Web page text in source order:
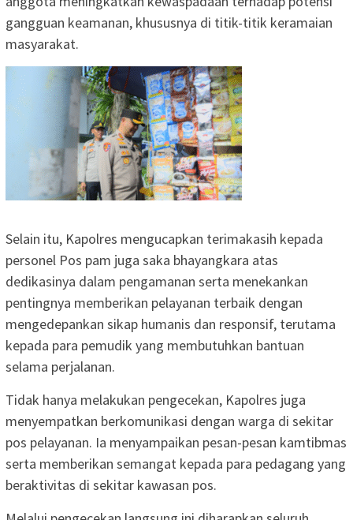
gangguan keamanan, khususnya di titik-titik keramaian
masyarakat.
Selain itu, Kapolres mengucapkan terimakasih kepada
personel Pos pam juga saka bhayangkara atas
dedikasinya dalam pengamanan serta menekankan
pentingnya memberikan pelayanan terbaik dengan
mengedepankan sikap humanis dan responsif, terutama
kepada para pemudik yang membutuhkan bantuan
selama perjalanan.
Tidak hanya melakukan pengecekan, Kapolres juga
menyempatkan berkomunikasi dengan warga di sekitar
pos pelayanan. Ia menyampaikan pesan-pesan kamtibmas
serta memberikan semangat kepada para pedagang yang
beraktivitas di sekitar kawasan pos.